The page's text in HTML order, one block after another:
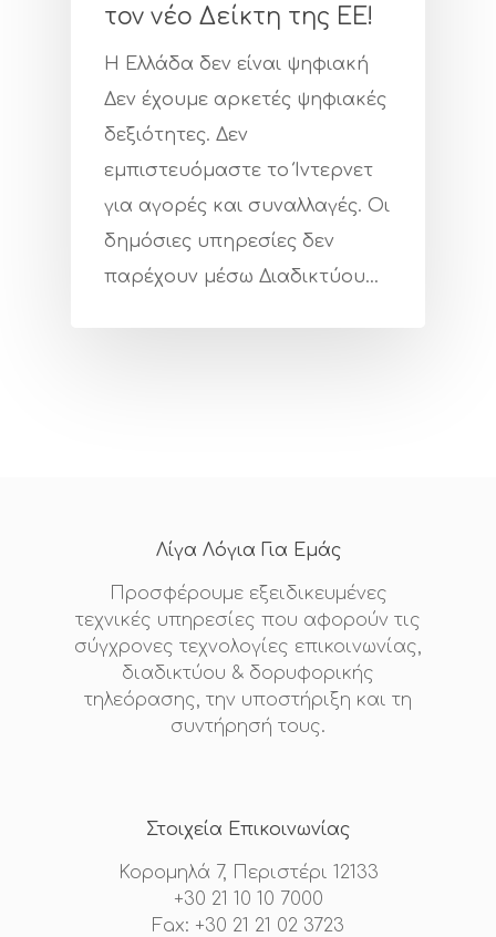
τον νέο Δείκτη της ΕΕ!
Η Ελλάδα δεν είναι ψηφιακή
Δεν έχουμε αρκετές ψηφιακές
δεξιότητες. Δεν
εμπιστευόμαστε το Ίντερνετ
για αγορές και συναλλαγές. Οι
δημόσιες υπηρεσίες δεν
παρέχουν μέσω Διαδικτύου…
Λίγα Λόγια Για Εμάς
Προσφέρουμε εξειδικευμένες
τεχνικές υπηρεσίες που αφορούν τις
σύγχρονες τεχνολογίες επικοινωνίας,
διαδικτύου & δορυφορικής
τηλεόρασης, την υποστήριξη και τη
συντήρησή τους.
Στοιχεία Επικοινωνίας
Κορομηλά 7, Περιστέρι 12133
+30 21 10 10 7000
Fax: +30 21 21 02 3723
Εταιρεία
Λύσεις Τεχνολογίας
Οικιακοί Πελάτες